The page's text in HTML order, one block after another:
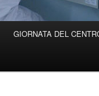
GIORNATA DEL